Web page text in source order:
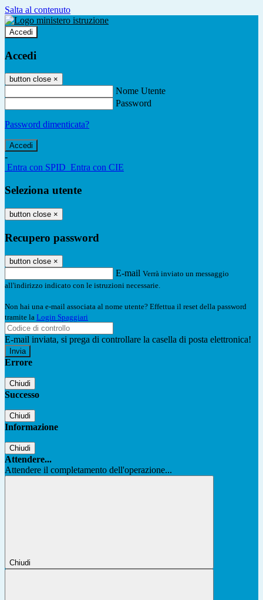
Salta al contenuto
Accedi
Accedi
button close ×
Nome Utente
Password
Password dimenticata?
-
Entra con SPID Entra con CIE
Seleziona utente
button close ×
Recupero password
button close ×
E-mail Verrà inviato un messaggio
all'indirizzo indicato con le istruzioni necessarie.
Non hai una e-mail associata al nome utente? Effettua il reset della password
tramite la Login Spaggiari
E-mail inviata, si prega di controllare la casella di posta elettronica!
Errore
Chiudi
Successo
Chiudi
Informazione
Chiudi
Attendere...
Attendere il completamento dell'operazione...
Chiudi